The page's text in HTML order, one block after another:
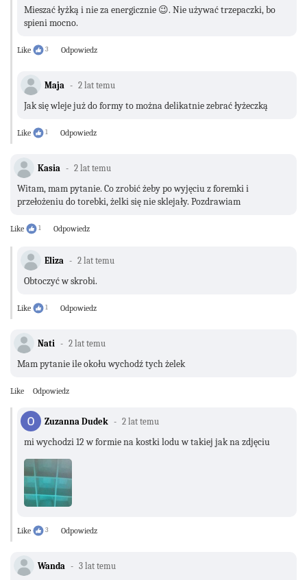
Mieszać łyżką i nie za energicznie 😉. Nie używać trzepaczki, bo
spieni mocno.
Like 3 Odpowiedz
Maja 2 lat temu
Jak się wleje już do formy to można delikatnie zebrać łyżeczką
Like 1 Odpowiedz
Kasia 2 lat temu
Witam, mam pytanie. Co zrobić żeby po wyjęciu z foremki i
przełożeniu do torebki, żelki się nie sklejały. Pozdrawiam
Like 1 Odpowiedz
Eliza 2 lat temu
Obtoczyć w skrobi.
Like 1 Odpowiedz
Nati 2 lat temu
Mam pytanie ile okołu wychodź tych żelek
Like Odpowiedz
Zuzanna Dudek 2 lat temu
mi wychodzi 12 w formie na kostki lodu w takiej jak na zdjęciu
Like 3 Odpowiedz
Wanda 3 lat temu